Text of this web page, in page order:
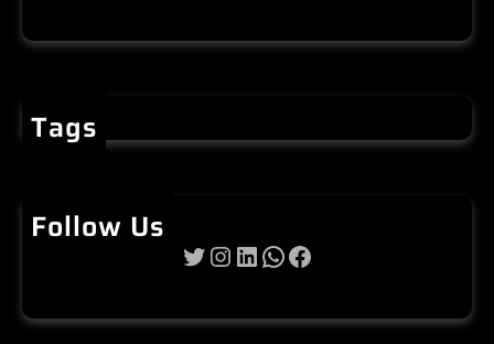
Tags
Follow Us
Twitter Instagram Linkedin WhatsApp Facebook